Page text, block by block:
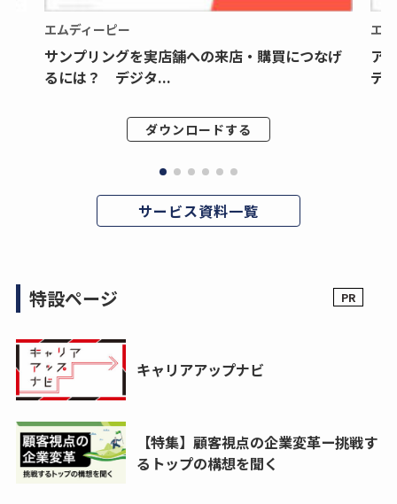
エムディーピー
サンプリングを実店舗への来店・購買につなげ
るには？ デジタ...
ダウンロードする
エ
ア
デ
サービス資料一覧
特設ページ
キャリアアップナビ
【特集】顧客視点の企業変革ー挑戦す
るトップの構想を聞く